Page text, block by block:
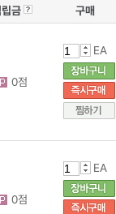
금 구매
0점
EA
0점
EA